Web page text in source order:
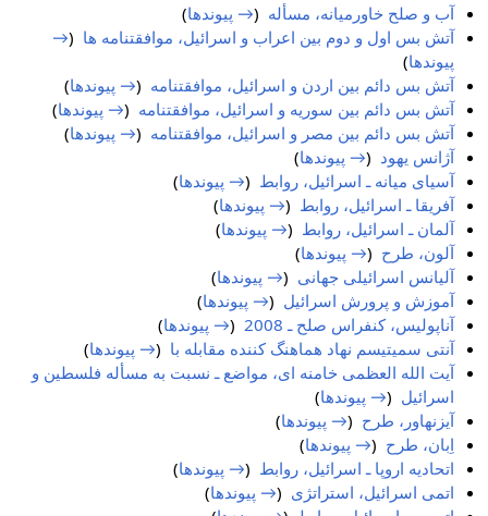
آب و صلح خاورمیانه، مسأله (→ پیوندها)
آتش بس اول و دوم بین اعراب و اسرائیل، موافقتنامه ها (
→
پیوندها)
آتش بس دائم بین اردن و اسرائیل، موافقتنامه (→ پیوندها)
آتش بس دائم بین سوریه و اسرائیل، موافقتنامه (→ پیوندها)
آتش بس دائم بین مصر و اسرائیل، موافقتنامه (→ پیوندها)
آژانس یهود (→ پیوندها)
آسیای میانه ـ اسرائیل، روابط (→ پیوندها)
آفریقا ـ اسرائیل، روابط (→ پیوندها)
آلمان ـ اسرائیل، روابط (→ پیوندها)
آلون، طرح (→ پیوندها)
آلیانس اسرائیلی جهانی (→ پیوندها)
آموزش و پرورش اسرائیل (→ پیوندها)
آناپولیس، کنفراس صلح ـ 2008
(→ پیوندها)
آنتی سمیتیسم نهاد هماهنگ کننده مقابله با (→ پیوندها)
آیت الله العظمی خامنه ای، مواضع ـ نسبت به مسأله فلسطین و
اسرائیل (→ پیوندها)
آیزنهاور، طرح (→ پیوندها)
اِبان، طرح (→ پیوندها)
اتحادیه اروپا ـ اسرائیل، روابط (→ پیوندها)
اتمی اسرائیل، استراتژی (→ پیوندها)